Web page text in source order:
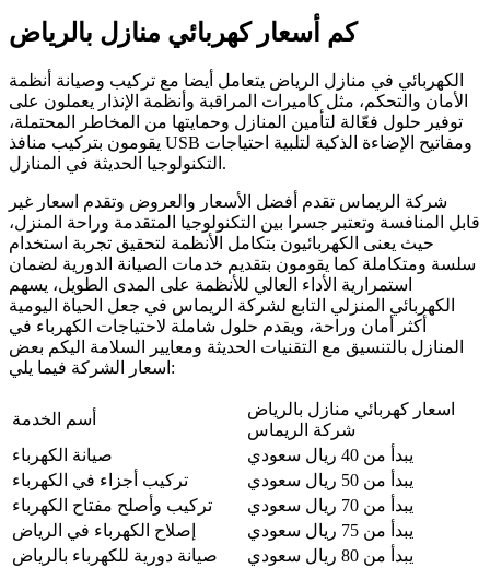
كم أسعار كهربائي منازل بالرياض
الكهربائي في منازل الرياض يتعامل أيضا مع تركيب وصيانة أنظمة
الأمان والتحكم، مثل كاميرات المراقبة وأنظمة الإنذار يعملون على
توفير حلول فعّالة لتأمين المنازل وحمايتها من المخاطر المحتملة،
يقومون بتركيب منافذ USB ومفاتيح الإضاءة الذكية لتلبية احتياجات
التكنولوجيا الحديثة في المنازل.
شركة الريماس تقدم أفضل الأسعار والعروض وتقدم اسعار غير
قابل المنافسة وتعتبر جسرا بين التكنولوجيا المتقدمة وراحة المنزل،
حيث يعنى الكهربائيون بتكامل الأنظمة لتحقيق تجربة استخدام
سلسة ومتكاملة كما يقومون بتقديم خدمات الصيانة الدورية لضمان
استمرارية الأداء العالي للأنظمة على المدى الطويل، يسهم
الكهربائي المنزلي التابع لشركة الريماس في جعل الحياة اليومية
أكثر أمان وراحة، ويقدم حلول شاملة لاحتياجات الكهرباء في
المنازل بالتنسيق مع التقنيات الحديثة ومعايير السلامة اليكم بعض
اسعار الشركة فيما يلي:
أسم الخدمة
اسعار كهربائي منازل بالرياض
شركة الريماس
صيانة الكهرباء
يبدأ من 40 ريال سعودي
تركيب أجزاء في الكهرباء
يبدأ من 50 ريال سعودي
تركيب وأصلح مفتاح الكهرباء
يبدأ من 70 ريال سعودي
إصلاح الكهرباء في الرياض
يبدأ من 75 ريال سعودي
صيانة دورية للكهرباء بالرياض
يبدأ من 80 ريال سعودي